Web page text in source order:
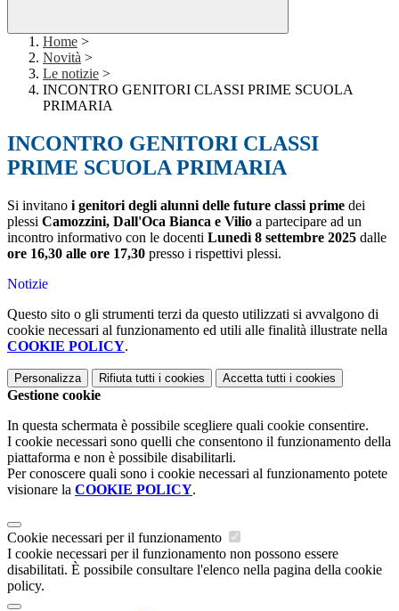
Home >
Novità >
Le notizie >
INCONTRO GENITORI CLASSI PRIME SCUOLA
PRIMARIA
INCONTRO GENITORI CLASSI
PRIME SCUOLA PRIMARIA
Si invitano i genitori degli alunni delle future classi prime dei
plessi Camozzini, Dall'Oca Bianca e Vilio a partecipare ad un
incontro informativo con le docenti Lunedì 8 settembre 2025 dalle
ore 16,30 alle ore 17,30 presso i rispettivi plessi.
Notizie
Questo sito o gli strumenti terzi da questo utilizzati si avvalgono di
cookie necessari al funzionamento ed utili alle finalità illustrate nella
COOKIE POLICY.
Personalizza Rifiuta tutti i cookies Accetta tutti i cookies
Gestione cookie
In questa schermata è possibile scegliere quali cookie consentire.
I cookie necessari sono quelli che consentono il funzionamento della
piattaforma e non è possibile disabilitarli.
Per conoscere quali sono i cookie necessari al funzionamento potete
visionare la COOKIE POLICY.
Cookie necessari per il funzionamento
I cookie necessari per il funzionamento non possono essere
disabilitati. È possibile consultare l'elenco nella pagina della cookie
policy.